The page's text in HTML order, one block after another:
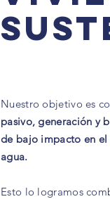
Nuestro objetivo es
pasivo, generación y
de bajo impacto en
agua.
Esto lo logramos